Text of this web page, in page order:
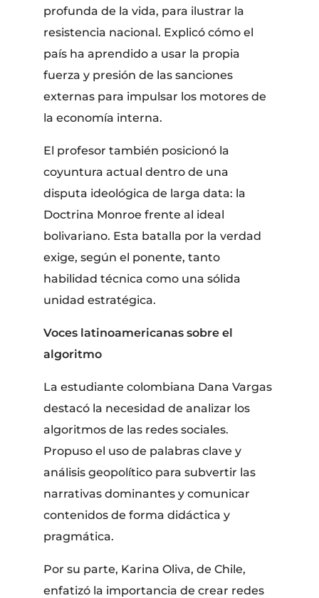
profunda de la vida, para ilustrar la
resistencia nacional. Explicó cómo el
país ha aprendido a usar la propia
fuerza y presión de las sanciones
externas para impulsar los motores de
la economía interna.
​El profesor también posicionó la
coyuntura actual dentro de una
disputa ideológica de larga data: la
Doctrina Monroe frente al ideal
bolivariano. Esta batalla por la verdad
exige, según el ponente, tanto
habilidad técnica como una sólida
unidad estratégica.
Voces latinoamericanas sobre el
algoritmo
​La estudiante colombiana Dana Vargas
destacó la necesidad de analizar los
algoritmos de las redes sociales.
Propuso el uso de palabras clave y
análisis geopolítico para subvertir las
narrativas dominantes y comunicar
contenidos de forma didáctica y
pragmática.
​Por su parte, Karina Oliva, de Chile,
enfatizó la importancia de crear redes